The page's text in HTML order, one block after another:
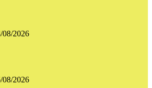
08/2026
08/2026